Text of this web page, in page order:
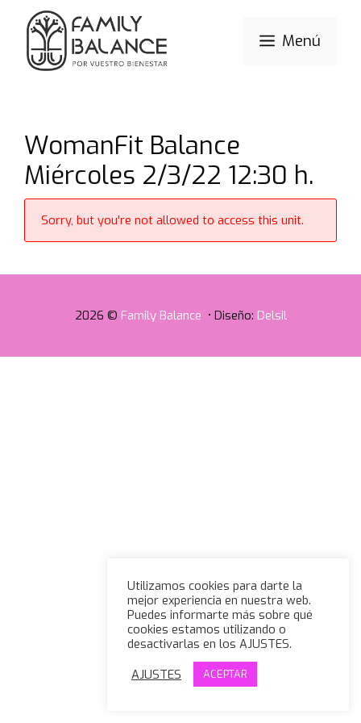
Saltar
contenido
Menú
WomanFit Balance
Miércoles 2/3/22 12:30 h.
Sorry, but you're not allowed to access this unit.
2026 © Family Balance • Diseño: Delsil
Utilizamos cookies para darte la
mejor experiencia en nuestra web.
Puedes informarte más sobre qué
cookies estamos utilizando o
desactivarlas en los AJUSTES.
AJUSTES
ACEPTAR